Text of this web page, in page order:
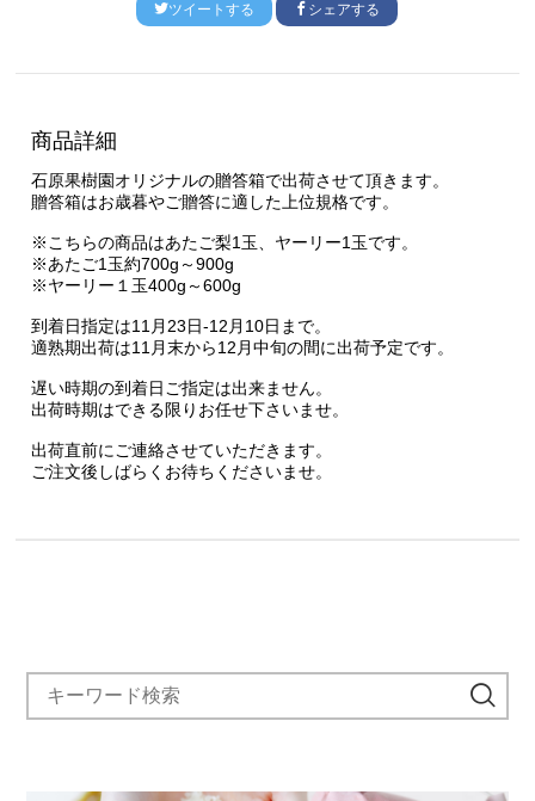
ツイートする シェアする
商品詳細
石原果樹園オリジナルの贈答箱で出荷させて頂きます。
贈答箱はお歳暮やご贈答に適した上位規格です。
※こちらの商品はあたご梨1玉、ヤーリー1玉です。
※あたご1玉約700g～900g
※ヤーリー１玉400g～600g
到着日指定は11月23日-12月10日まで。
適熟期出荷は11月末から12月中旬の間に出荷予定です。
遅い時期の到着日ご指定は出来ません。
出荷時期はできる限りお任せ下さいませ。
出荷直前にご連絡させていただきます。
ご注文後しばらくお待ちくださいませ。